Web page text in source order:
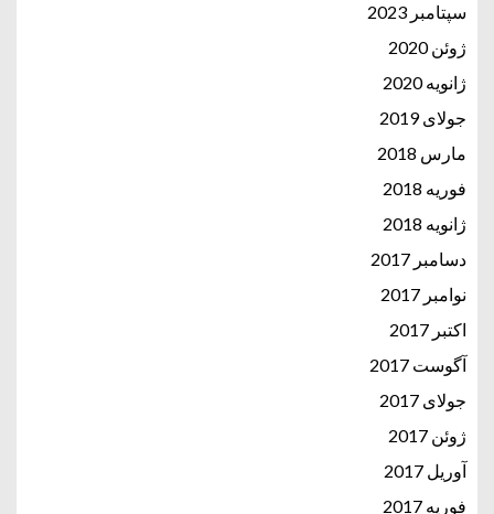
سپتامبر 2023
ژوئن 2020
ژانویه 2020
جولای 2019
مارس 2018
فوریه 2018
ژانویه 2018
دسامبر 2017
نوامبر 2017
اکتبر 2017
آگوست 2017
جولای 2017
ژوئن 2017
آوریل 2017
فوریه 2017